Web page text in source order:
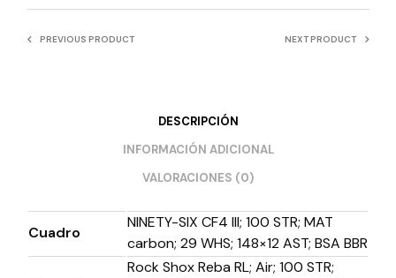
PREVIOUS PRODUCT NEXT PRODUCT
DESCRIPCIÓN
INFORMACIÓN ADICIONAL
VALORACIONES (0)
Cuadro
NINETY-SIX CF4 III; 100 STR; MAT
carbon; 29 WHS; 148×12 AST; BSA BBR
Rock Shox Reba RL; Air; 100 STR;